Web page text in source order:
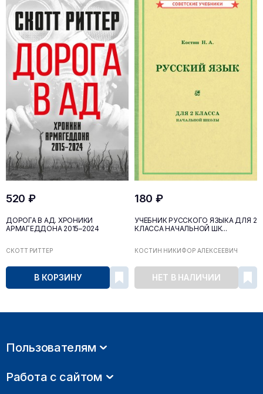
520 ₽
ДОРОГА В АД. ХРОНИКИ
АРМАГЕДДОНА 2015–2024
СКОТТ РИТТЕР
В КОРЗИНУ
180 ₽
УЧЕБНИК РУССКОГО ЯЗЫКА ДЛЯ 2
КЛАССА НАЧАЛЬНОЙ ШК...
КОСТИН НИКИФОР АЛЕКСЕЕВИЧ
НЕТ В НАЛИЧИИ
Пользователям
Работа с сайтом